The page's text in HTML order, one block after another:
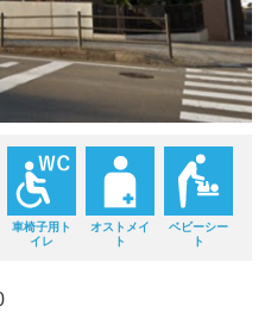
車椅子用ト
イレ
オストメイ
ト
ベビーシー
ト